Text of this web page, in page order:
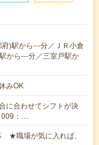
)駅から---分／ＪＲ小倉
から---分／三室戸駅か
みOK
に合わせてシフトが決
009：…
職場が気に入れば、